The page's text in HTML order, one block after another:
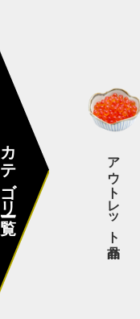
カテゴリー一覧 アウトレット商品